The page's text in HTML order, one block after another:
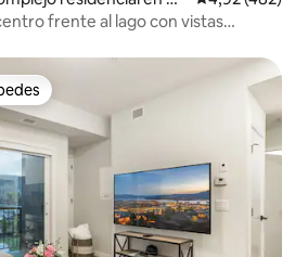
frente al lago con vistas